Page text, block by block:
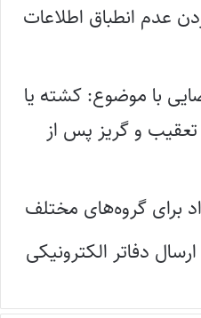
عدم انطباق اطلاعات
با موضوع: کشته یا
و گریز پس از
برای گروه‌های مختلف
دفاتر الکترونیکی